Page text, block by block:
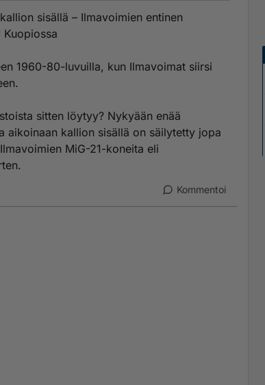
ovi on Puijon rinteessä.
telelaitesuoja. Peruskallion sisällä silloiset
ne myös pienenivät kooltaan. Puijon luolasto jäi
luolasto. Tiedättekö missä?
sisällä – Ilmavoimien entinen
1960-80-luvuilla, kun Ilmavoimat siirsi
sitten löytyy? Nykyään enää
aikoinaan kallion sisällä on säilytetty jopa
MiG-21-koneita eli
Kommentoi